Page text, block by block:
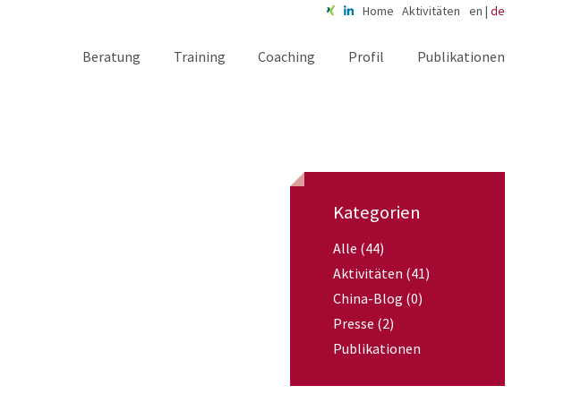
Home Aktivitäten en | de
Beratung Training Coaching Profil Publikationen
Kategorien
Alle (44)
Aktivitäten (41)
China-Blog (0)
Presse (2)
Publikationen